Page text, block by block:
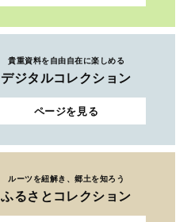
貴重資料を自由自在に楽しめる
デジタルコレクション
ページを見る
ルーツを紐解き、郷土を知ろう
ふるさとコレクション